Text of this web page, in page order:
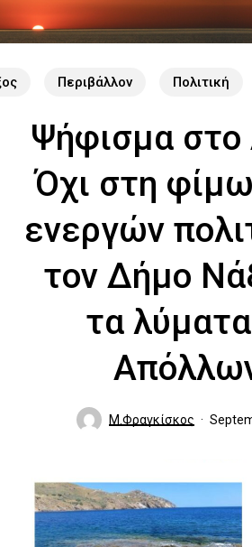
to
main
Περιβάλλον Πολιτική
Ψήφισμα στο
Όχι στη
ενεργών
τον Δήμο
τα
Μ.Φραγκίσκος